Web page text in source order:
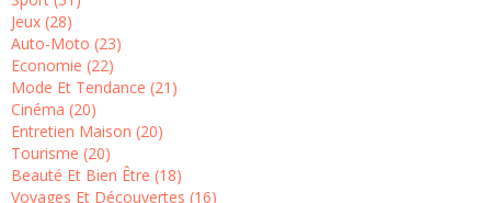
Jeux (28)
Auto-Moto (23)
Economie (22)
Mode Et Tendance (21)
Cinéma (20)
Entretien Maison (20)
Tourisme (20)
Beauté Et Bien Être (18)
Voyages Et Découvertes (16)